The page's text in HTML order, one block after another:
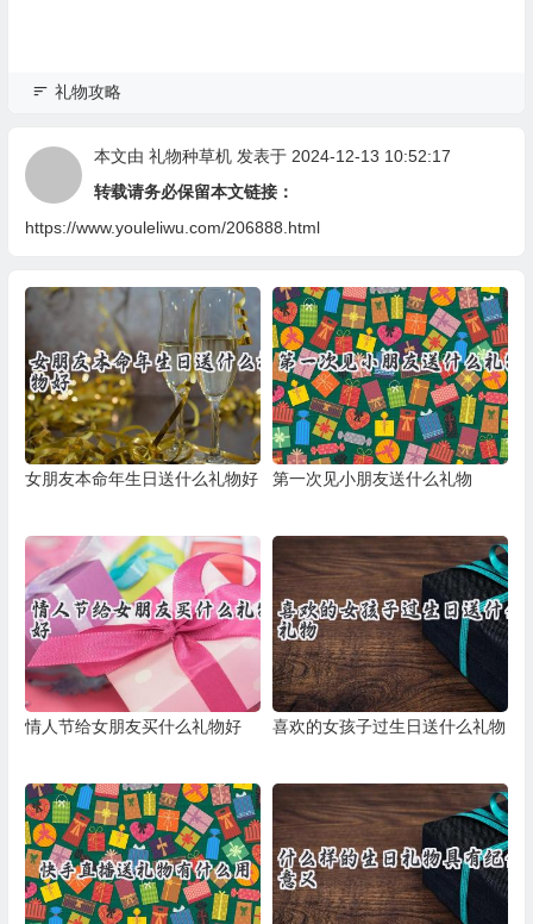
礼物攻略
本文由 礼物种草机发表于 2024-12-13 10:52:17
转载请务必保留本文链接：
https://www.youleliwu.com/206888.html
女朋友本命年生日送什么礼物好 第一次见小朋友送什么礼物
情人节给女朋友买什么礼物好 喜欢的女孩子过生日送什么礼物